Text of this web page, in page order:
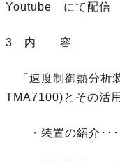
Youtube にて配信
3 内 容
「速度制御熱分析
TMA7100)とその活
・装置の紹介････